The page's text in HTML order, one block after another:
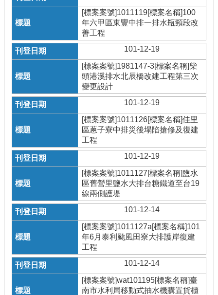
[標案案號]1011119[標案名稱]100
年六甲區東豐中排一排水瓶頸段改
善工程
101-12-19
[標案案號]1981147-3[標案名稱]柴
頭港溪排水北辰橋改建工程第三次
變更設計
101-12-19
[標案案號]1011126[標案名稱]佳里
區蔥子寮中排災後塌陷搶修及復建
工程
101-12-19
[標案案號]1011127[標案名稱]鹽水
區舊營里鹽水大排台糖鐵道至台19
線兩側護堤
101-12-14
[標案案號]1011127a[標案名稱]101
年6月泰利颱風田寮大排護岸復建
工程
101-12-14
[標案案號]wat101195[標案名稱]臺
南市水利局移動式抽水機購置貨櫃